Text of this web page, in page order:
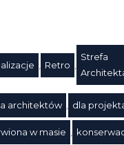
Retro
Strefa
architektów , dla
w masie ,